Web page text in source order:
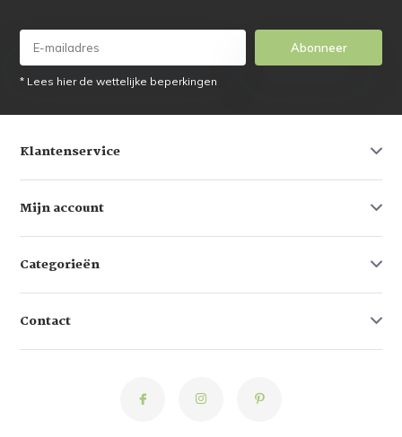
Abonneer
* Lees hier de wettelijke beperkingen
Klantenservice
Mijn account
Categorieën
Contact